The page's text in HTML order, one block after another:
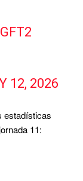
12, 2026
estadísticas
11: